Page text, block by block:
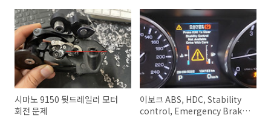
시마노 9150 뒷드레일러 모터
회전 문제
이보크 ABS, HDC, Stability
control, Emergency Brake